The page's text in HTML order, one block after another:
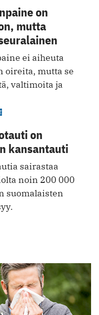
on
mutta
ei aiheuta
oireita, mutta se
valtimoita ja
on
kansantauti
sairastaa
noin 200 000
suomalaisten